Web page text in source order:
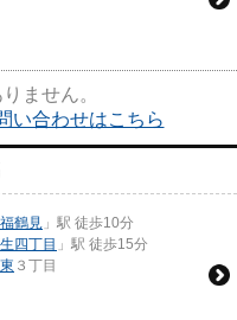
ません。
い合わせはこちら
鶴見 」駅 徒歩10分
四丁目 」駅 徒歩15分
３丁目